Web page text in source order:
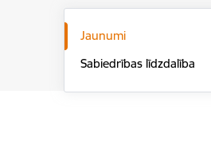
Jaunumi
Sabiedrības līdzdalība